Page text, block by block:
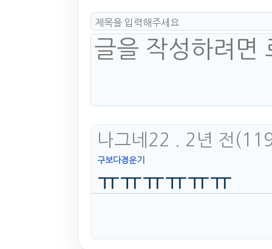
나그네22 . 2년 전
구보다경운기
ㅠㅠㅠㅠㅠㅠ